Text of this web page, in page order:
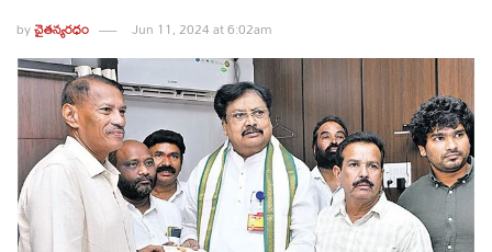
byచైతన్యరధం Jun 11, 2024 at 6:02am